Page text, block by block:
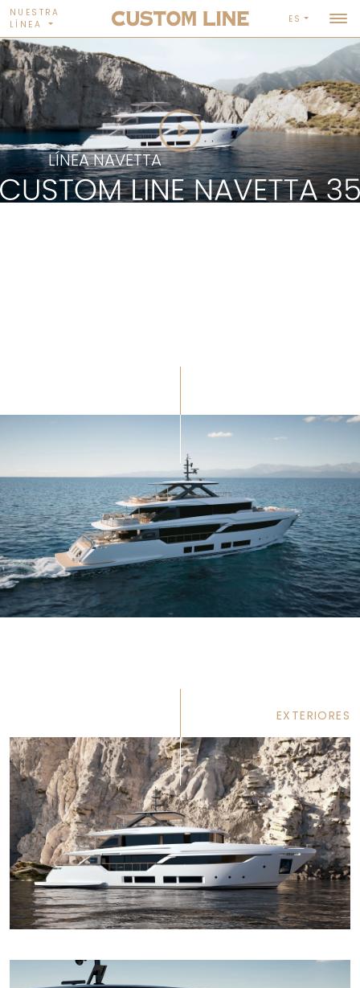
NUESTRA
LÍNEA
ES
LÍNEA NAVETTA
EXTERIORES